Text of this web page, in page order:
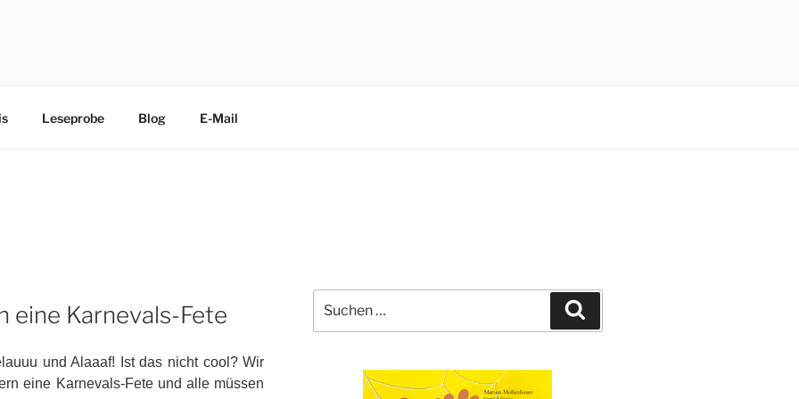
Leseprobe Blog E-Mail
eine Karnevals-Fete
und Alaaaf! Ist das nicht cool? Wir
eine Karnevals-Fete und alle müssen
nach: